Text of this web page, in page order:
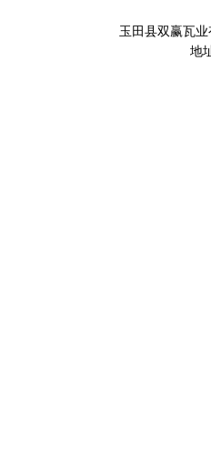
玉田县双赢瓦
地